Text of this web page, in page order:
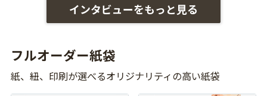
インタビューをもっと見る
フルオーダー紙袋
紙、紐、印刷が選べるオリジナリティの高い紙袋